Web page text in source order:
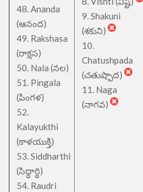
48. Ananda
(ఆనంద)
49. Rakshasa
(రాక్షస)
50. Nala (నల)
51. Pingala
(పింగళ)
52.
Kalayukthi
(కాళయుక్తి)
53. Siddharthi
(సిధ్ధార్థి)
54. Raudri
9. Shakuni
(శకుని)
10.
Chatushpada
(చతుష్పాద)
11. Naga
(నాగవ)